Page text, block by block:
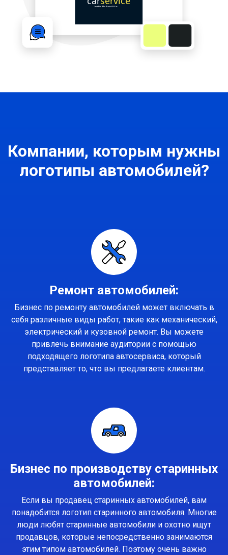
Компании, которым нужны
логотипы автомобилей?
Ремонт автомобилей:
Бизнес по ремонту автомобилей может включать в
себя различные виды работ, такие как механический,
электрический и кузовной ремонт. Вы можете
привлечь внимание аудитории с помощью
подходящего логотипа автосервиса, который
представляет то, что вы предлагаете клиентам.
Бизнес по производству старинных
автомобилей:
Если вы продавец старинных автомобилей, вам
понадобится логотип старинного автомобиля. Многие
люди любят старинные автомобили и охотно ищут
продавцов, которые непосредственно занимаются
этим типом автомобилей. Поэтому очень важно